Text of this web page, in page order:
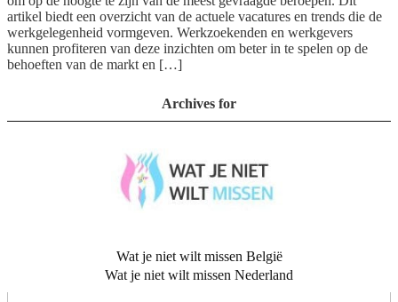
artikel biedt een overzicht van de actuele vacatures en trends die de
werkgelegenheid vormgeven. Werkzoekenden en werkgevers
kunnen profiteren van deze inzichten om beter in te spelen op de
behoeften van de markt en […]
Archives for
Wat je niet wilt missen België
Wat je niet wilt missen Nederland